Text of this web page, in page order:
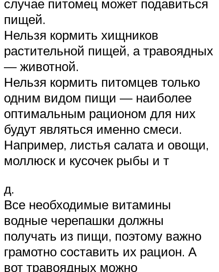
случае питомец может подавиться
пищей.
Нельзя кормить хищников
растительной пищей, а травоядных
— животной.
Нельзя кормить питомцев только
одним видом пищи — наиболее
оптимальным рационом для них
будут являться именно смеси.
Например, листья салата и овощи,
моллюск и кусочек рыбы и т
д.
Все необходимые витамины
водные черепашки должны
получать из пищи, поэтому важно
грамотно составить их рацион. А
вот травоядных можно